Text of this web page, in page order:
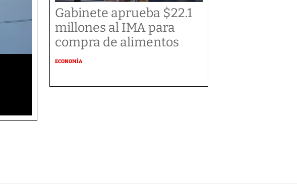
Gabinete aprueba $22.1
millones al IMA para
compra de alimentos
ECONOMÍA